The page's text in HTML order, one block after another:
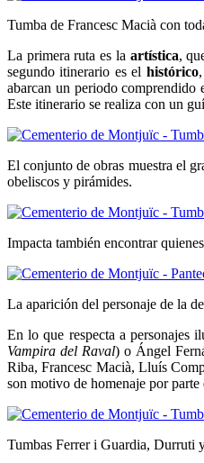
Tumba de Francesc Macià con
La primera ruta es la artística,
segundo itinerario es el histórico
abarcan un periodo
Este itinerario se realiza con un
El conjunto de obras muestra el
obeliscos y pirámides.
Impacta también encontrar
La aparición del personaje de la
En lo que respecta a personajes
Vampira del Raval) o Ángel
Riba, Francesc Macià, Lluís
son motivo de homenaje por parte
Tumbas Ferrer i Guardia, Durruti